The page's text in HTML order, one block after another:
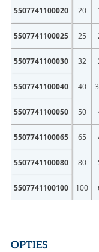
5507741100020 20
5507741100025 25
5507741100030 32
5507741100040 40
5507741100050 50
5507741100065 65
5507741100080 80
5507741100100 100
OPTIES